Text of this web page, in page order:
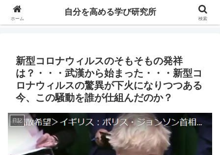
自分の価値を高めるための学びについて研究し、セミナーや情報（ブログ、動
新型コロナウィルスのそもそもの発祥
は？・・・武漢から始まった・・・新型コ
ロナウィルスの驚異が下火になりつつある
今、この騒動を誰が仕組んだのか？
日記
ホーム
自分を高める学び研究所
検索